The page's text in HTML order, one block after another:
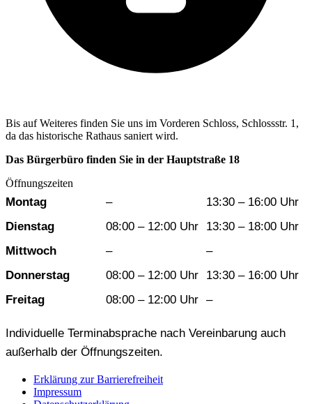
Bis auf Weiteres finden Sie uns im Vorderen Schloss, Schlossstr. 1,
da das historische Rathaus saniert wird.
Das Bürgerbüro finden Sie in der Hauptstraße 18
Öffnungszeiten
Wochentag Vormittag
Montag –
13:30 – 16:00 Uhr
Dienstag
08:00 – 12:00 Uhr
13:30 – 18:00 Uhr
Mittwoch
–
–
Donnerstag
08:00 – 12:00 Uhr
13:30 – 16:00 Uhr
Freitag
08:00 – 12:00 Uhr –
Individuelle Terminabsprache nach Vereinbarung auch
außerhalb der Öffnungszeiten.
Erklärung zur Barrierefreiheit
Impressum